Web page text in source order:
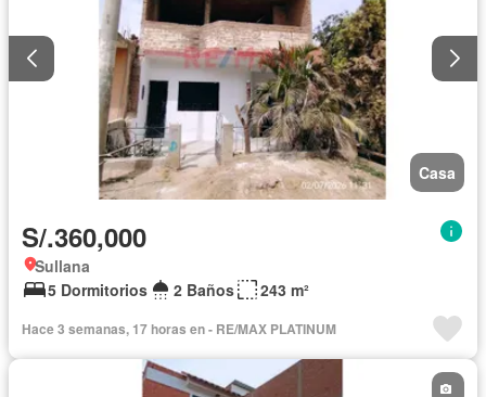
Casa
S/.360,000
Sullana
5 Dormitorios
2 Baños 243 m²
Hace 3 semanas, 17 horas en - RE/MAX PLATINUM